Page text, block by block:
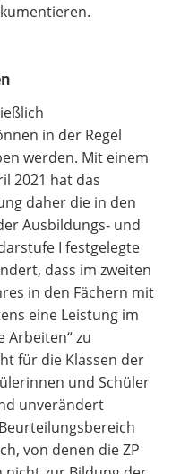
in der Regel
werden. Mit einem
2021 hat das
daher die in den
Ausbildungs- und
I festgelegte
dass im zweiten
in den Fächern mit
eine Leistung im
Arbeiten“ zu
für die Klassen der
und Schüler
unverändert
von denen die ZP